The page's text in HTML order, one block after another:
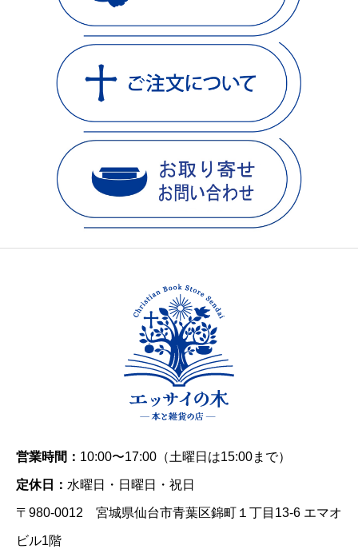
営業時間： 10:00〜17:00（土曜日は15:00まで）
定休日： 水曜日・日曜日・祝日
〒980-0012 宮城県仙台市青葉区錦町１丁目13-6 エマオ
ビル1階